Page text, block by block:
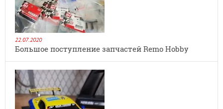
22.07.2020
Большое поступление запчастей Remo Hobby